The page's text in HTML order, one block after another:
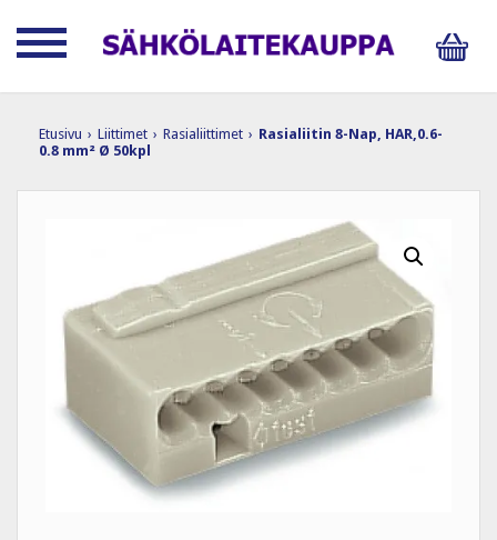
Etusivu › Liittimet › Rasialiittimet › Rasialiitin 8-Nap, HAR,0.6-
0.8 mm² Ø 50kpl